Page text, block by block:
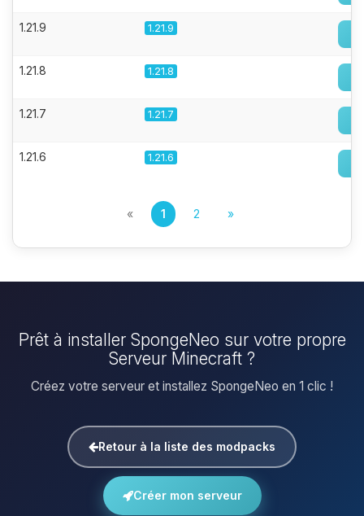
1.21.9 1.21.9
1.21.8 1.21.8
1.21.7 1.21.7
1.21.6 1.21.6
« 1 2 »
Prêt à installer SpongeNeo sur votre propre
Serveur Minecraft ?
Créez votre serveur et installez SpongeNeo en 1 clic !
Retour à la liste des modpacks
Créer mon serveur